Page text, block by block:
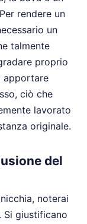
rendere un
un
talmente
proprio
apportare
ciò che
lavorato
originale.
del
noterai
Si giustificano